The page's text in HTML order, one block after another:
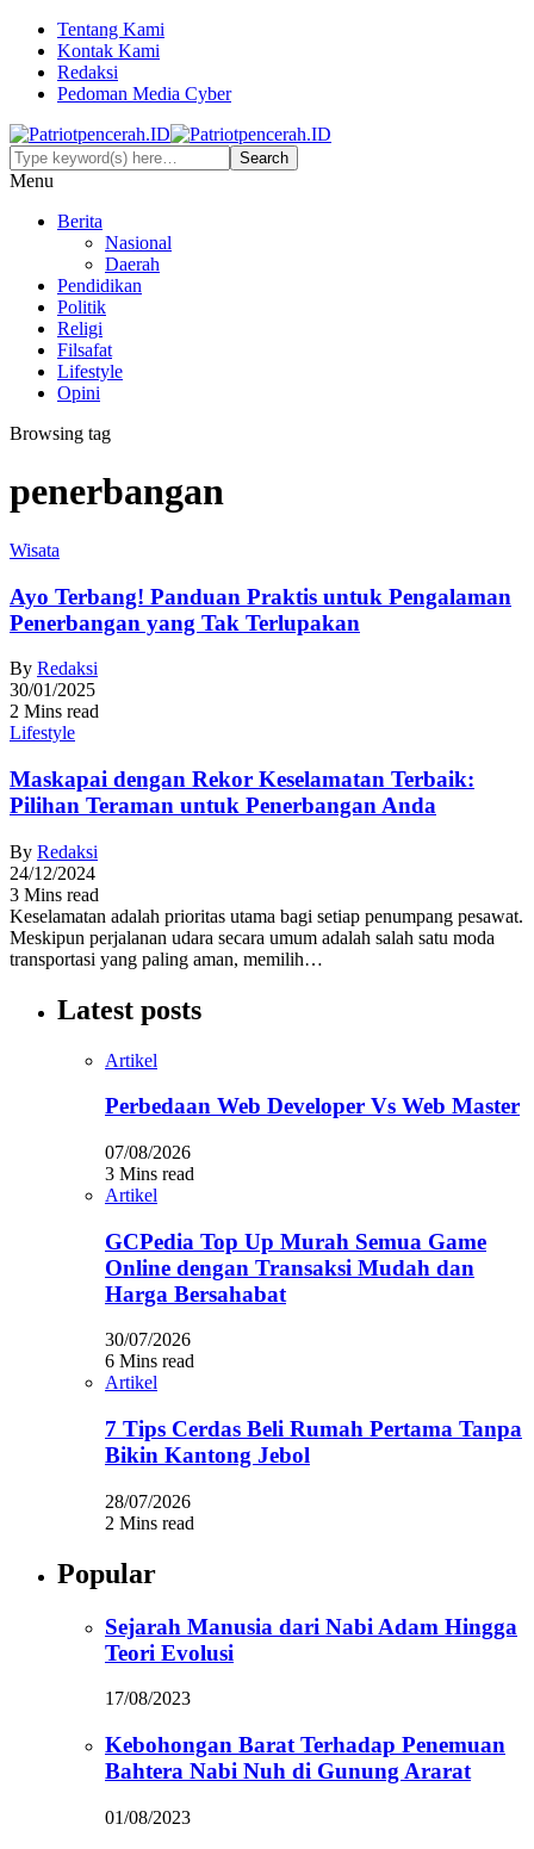
Tentang Kami
Kontak Kami
Redaksi
Pedoman Media Cyber
Menu
Berita
Nasional
Daerah
Pendidikan
Politik
Religi
Filsafat
Lifestyle
Opini
Browsing tag
penerbangan
Wisata
Ayo Terbang! Panduan Praktis untuk Pengalaman
Penerbangan yang Tak Terlupakan
By Redaksi
30/01/2025
2 Mins read
Lifestyle
Maskapai dengan Rekor Keselamatan Terbaik:
Pilihan Teraman untuk Penerbangan Anda
By Redaksi
24/12/2024
3 Mins read
Keselamatan adalah prioritas utama bagi setiap penumpang pesawat.
Meskipun perjalanan udara secara umum adalah salah satu moda
transportasi yang paling aman, memilih…
Latest posts
Artikel
Perbedaan Web Developer Vs Web Master
07/08/2026
3 Mins read
Artikel
GCPedia Top Up Murah Semua Game
Online dengan Transaksi Mudah dan
Harga Bersahabat
30/07/2026
6 Mins read
Artikel
7 Tips Cerdas Beli Rumah Pertama Tanpa
Bikin Kantong Jebol
28/07/2026
2 Mins read
Popular
Sejarah Manusia dari Nabi Adam Hingga
Teori Evolusi
17/08/2023
Kebohongan Barat Terhadap Penemuan
Bahtera Nabi Nuh di Gunung Ararat
01/08/2023